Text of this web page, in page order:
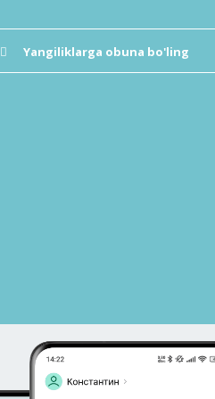
Yangiliklarga obuna bo'ling